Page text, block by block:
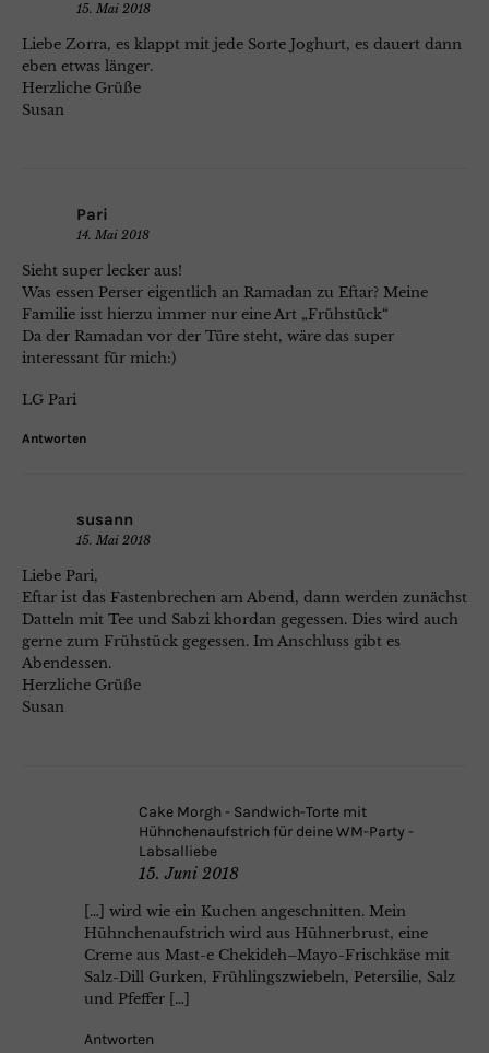
15. Mai 2018
Liebe Zorra, es klappt mit jede Sorte Joghurt, es dauert dann
eben etwas länger.
Herzliche Grüße
Susan
Pari
14. Mai 2018
Sieht super lecker aus!
Was essen Perser eigentlich an Ramadan zu Eftar? Meine
Familie isst hierzu immer nur eine Art „Frühstück“
Da der Ramadan vor der Türe steht, wäre das super
interessant für mich:)
LG Pari
Antworten
susann
15. Mai 2018
Liebe Pari,
Eftar ist das Fastenbrechen am Abend, dann werden zunächst
Datteln mit Tee und Sabzi khordan gegessen. Dies wird auch
gerne zum Frühstück gegessen. Im Anschluss gibt es
Abendessen.
Herzliche Grüße
Susan
Cake Morgh - Sandwich-Torte mit
Hühnchenaufstrich für deine WM-Party -
Labsalliebe
15. Juni 2018
[…] wird wie ein Kuchen angeschnitten. Mein
Hühnchenaufstrich wird aus Hühnerbrust, eine
Creme aus Mast-e Chekideh–Mayo-Frischkäse mit
Salz-Dill Gurken, Frühlingszwiebeln, Petersilie, Salz
und Pfeffer […]
Antworten